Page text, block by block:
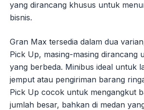
yang dirancang khusus untuk
bisnis.
Gran Max tersedia dalam dua
Pick Up, masing-masing dirancang
yang berbeda. Minibus ideal untuk
jemput atau pengiriman barang
Pick Up cocok untuk mengangkut
jumlah besar, bahkan di medan